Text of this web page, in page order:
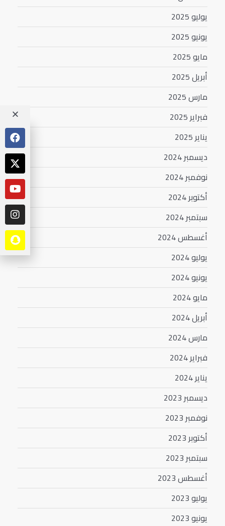
يوليو 2025
يونيو 2025
مايو 2025
أبريل 2025
مارس 2025
فبراير 2025
يناير 2025
ديسمبر 2024
نوفمبر 2024
أكتوبر 2024
سبتمبر 2024
أغسطس 2024
يوليو 2024
يونيو 2024
مايو 2024
أبريل 2024
مارس 2024
فبراير 2024
يناير 2024
ديسمبر 2023
نوفمبر 2023
أكتوبر 2023
سبتمبر 2023
أغسطس 2023
يوليو 2023
يونيو 2023